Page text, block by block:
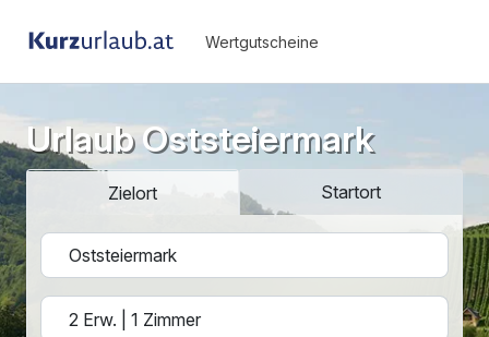
Wertgutscheine
Urlaub Oststeiermark
Zielort Startort